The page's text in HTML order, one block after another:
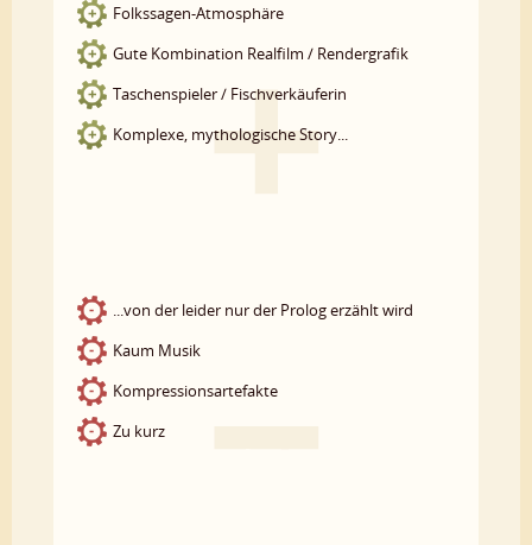
Folkssagen-Atmosphäre
Gute Kombination Realfilm / Rendergrafik
Taschenspieler / Fischverkäuferin
Komplexe, mythologische Story...
...von der leider nur der Prolog erzählt wird
Kaum Musik
Kompressionsartefakte
Zu kurz